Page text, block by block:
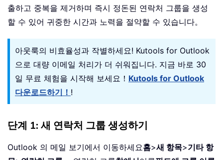
출하고 중복을 제거하며 즉시 정돈된 연락처 그룹을 생성
할 수 있어 귀중한 시간과 노력을 절약할 수 있습니다。
아웃룩의 비효율성과 작별하세요! Kutools for Outlook
으로 대량 이메일 처리가 더 쉬워집니다. 지금 바로 30
일 무료 체험을 시작해 보세요！ Kutools for Outlook
다운로드하기！ !
단계 1: 새 연락처 그룹 생성하기
Outlook 의 메일 보기에서 이동하세요홈>새 항목>기타 항